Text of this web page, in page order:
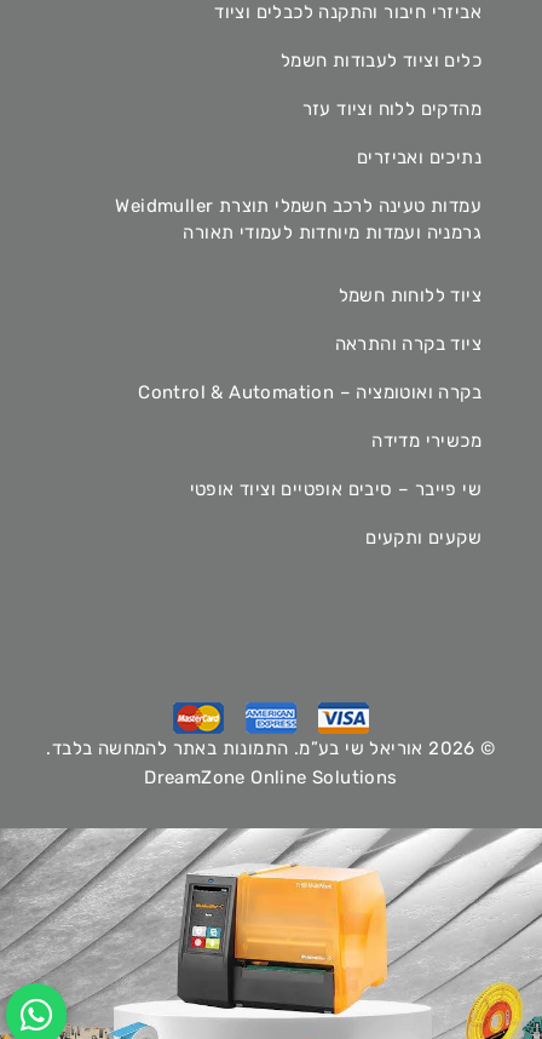
אביזרי חיבור והתקנה לכבלים וציוד
כלים וציוד לעבודות חשמל
מהדקים ללוח וציוד עזר
נתיכים ואביזרים
עמדות טעינה לרכב חשמלי תוצרת Weidmuller
גרמניה ועמדות מיוחדות לעמודי תאורה
ציוד ללוחות חשמל
ציוד בקרה והתראה
בקרה ואוטומציה – Control & Automation
מכשירי מדידה
שי פייבר – סיבים אופטיים וציוד אופטי
שקעים ותקעים
© 2026 אוריאל שי בע”מ. התמונות באתר להמחשה בלבד.
DreamZone Online Solutions